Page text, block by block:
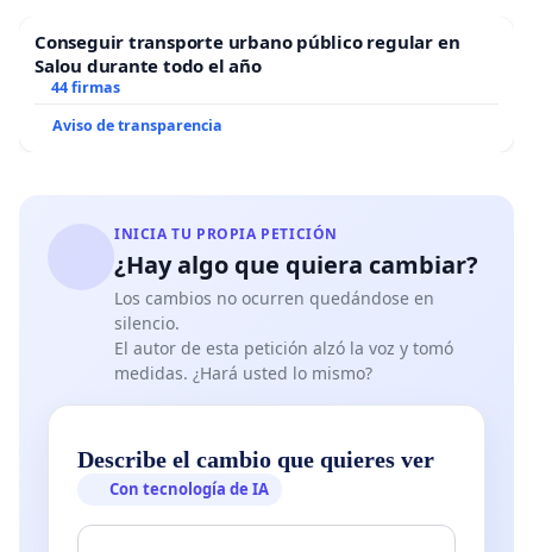
Conseguir transporte urbano público regular en
Salou durante todo el año
44 firmas
Aviso de transparencia
INICIA TU PROPIA PETICIÓN
¿Hay algo que quiera cambiar?
Los cambios no ocurren quedándose en
silencio.
El autor de esta petición alzó la voz y tomó
medidas. ¿Hará usted lo mismo?
Describe el cambio que quieres ver
Con tecnología de IA